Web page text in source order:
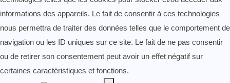
informations des appareils. Le fait de consentir à ces technologies
nous permettra de traiter des données telles que le comportement de
navigation ou les ID uniques sur ce site. Le fait de ne pas consentir
ou de retirer son consentement peut avoir un effet négatif sur
certaines caractéristiques et fonctions.